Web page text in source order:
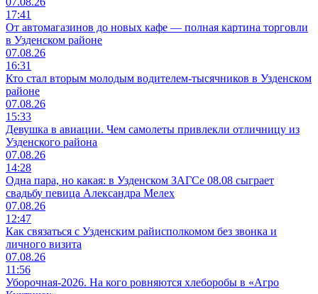
17:41
От автомагазинов до новых кафе — полная картина торговли
в Узденском районе
07.08.26
16:31
Кто стал вторым молодым водителем-тысячников в Узденском
районе
07.08.26
15:33
Девушка в авиации. Чем самолеты привлекли отличницу из
Узденского района
07.08.26
14:28
Одна пара, но какая: в Узденском ЗАГСе 08.08 сыграет
свадьбу певица Александра Мелех
07.08.26
12:47
Как связаться с Узденским райисполкомом без звонка и
личного визита
07.08.26
11:56
Уборочная-2026. На кого ровняются хлеборобы в «Агро